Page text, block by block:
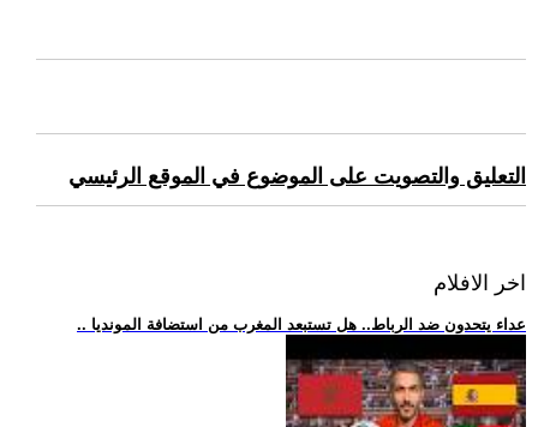
التعليق والتصويت على الموضوع في الموقع الرئيسي
اخر الافلام
.. عداء يتحدون ضد الرباط.. هل تستبعد المغرب من استضافة المونديا